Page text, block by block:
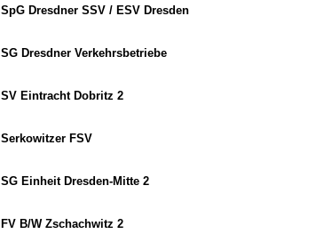
SpG Dresdner SSV /​ ESV Dresden
SG Dresdner Verkehrsbetriebe
SV Eintracht Dobritz 2
Serkowitzer FSV
SG Einheit Dresden-Mitte 2
FV B/​W Zschachwitz 2